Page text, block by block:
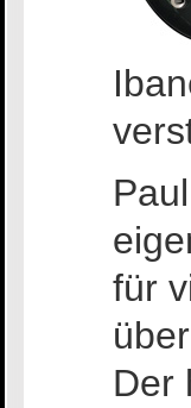
für
Der